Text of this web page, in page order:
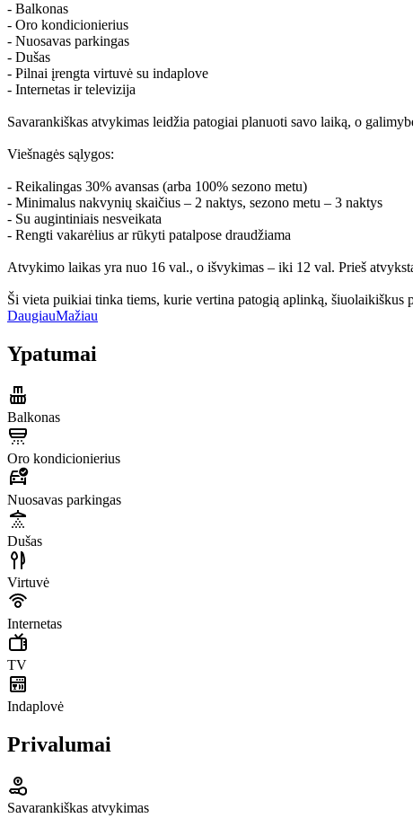
- Balkonas
- Oro kondicionierius
- Nuosavas parkingas
- Dušas
- Pilnai įrengta virtuvė su indaplove
- Internetas ir televizija
Savarankiškas atvykimas leidžia patogiai planuoti savo laiką, o
Viešnagės sąlygos:
- Reikalingas 30% avansas (arba 100% sezono metu)
- Minimalus nakvynių skaičius – 2 naktys, sezono metu – 3 naktys
- Su augintiniais nesveikata
- Rengti vakarėlius ar rūkyti patalpose draudžiama
Atvykimo laikas yra nuo 16 val., o išvykimas – iki 12 val. Prieš
Ši vieta puikiai tinka tiems, kurie vertina patogią aplinką, šiuolaikiškus
DaugiauMažiau
Ypatumai
Balkonas
Oro kondicionierius
Nuosavas parkingas
Dušas
Virtuvė
Internetas
TV
Indaplovė
Privalumai
Savarankiškas atvykimas